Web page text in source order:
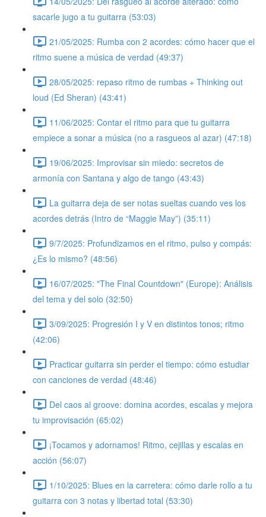
sacarle jugo a tu guitarra (53:03)
21/05/2025: Rumba con 2 acordes: cómo hacer que el
ritmo suene a música de verdad (49:37)
28/05/2025: repaso ritmo de rumbas + Thinking out
loud (Ed Sheran) (43:41)
11/06/2025: Contar el ritmo para que tu guitarra
empiece a sonar a música (no a rasgueos al azar) (47:18)
19/06/2025: Improvisar sin miedo: secretos de
armonía con Santana y algo de tango (43:43)
La guitarra deja de ser notas sueltas cuando ves los
acordes detrás (Intro de “Maggie May”) (35:11)
9/7/2025: Profundizamos en el ritmo, pulso y compás:
¿Es lo mismo? (48:56)
16/07/2025: "The Final Countdown" (Europe): Análisis
del tema y del solo (32:50)
3/09/2025: Progresión I y V en distintos tonos; ritmo
(42:06)
Practicar guitarra sin perder el tiempo: cómo estudiar
con canciones de verdad (48:46)
Del caos al groove: domina acordes, escalas y mejora
tu improvisación (65:02)
¡Tocamos y adornamos! Ritmo, cejillas y escalas en
acción (56:07)
1/10/2025: Blues en la carretera: cómo darle rollo a tu
guitarra con 3 notas y libertad total (53:30)